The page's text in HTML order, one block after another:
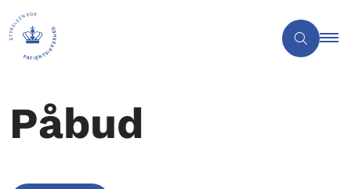
Påbud